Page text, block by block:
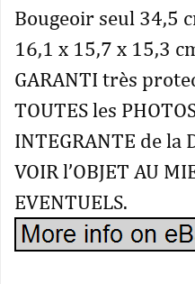
Bougeoir seul 34,5
16,1 x 15,7 x 15,3
GARANTI très
TOUTES les
INTEGRANTE de la
VOIR l’OBJET AU
EVENTUELS.